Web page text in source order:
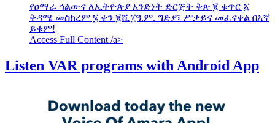
የዐማራ ኅልውና ለኢትዮጵያ አንድነት ድርጅት ቅጽ ፪ ቁጥር ፩
ቅዳሜ መስከረም ፮ ቀን ፪ሺ፲ዓ.ም. ግድያ፣ ሥቃይና መፈናቀል በእኛ
ይቁም!
Access Full Content /a>
Listen VAR programs with Android App